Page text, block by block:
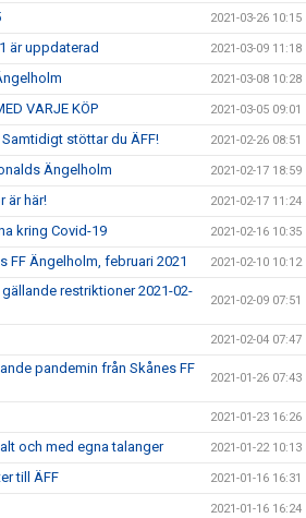
2021-03-26 10:15
är uppdaterad 2021-03-09 11:18
2021-03-08 10:28
VARJE KÖP 2021-03-05 09:01
stöttar du ÄFF! 2021-02-26 08:51
Ängelholm 2021-02-17 18:59
är här! 2021-02-17 11:24
kring Covid-19 2021-02-16 10:35
FF Ängelholm, februari 2021 2021-02-10 10:12
restriktioner 2021-02-
2021-02-09 07:51
2021-02-04 07:47
pandemin från Skånes FF
2021-01-26 07:43
2021-01-23 16:26
och med egna talanger 2021-01-22 10:13
till ÄFF 2021-01-16 16:31
2021-01-16 16:24